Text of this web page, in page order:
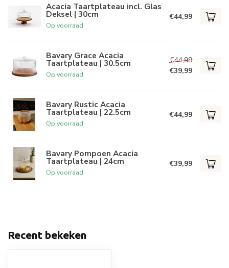
Acacia Taartplateau incl. Glas
Deksel | 30cm
Op voorraad
€44,99
Bavary Grace Acacia
Taartplateau | 30.5cm
Op voorraad
€44,99
€39,99
Bavary Rustic Acacia
Taartplateau | 22.5cm
Op voorraad
€44,99
Bavary Pompoen Acacia
Taartplateau | 24cm
Op voorraad
€39,99
Recent bekeken